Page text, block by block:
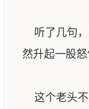
听了几句，
然升起一股怒
这个老头不